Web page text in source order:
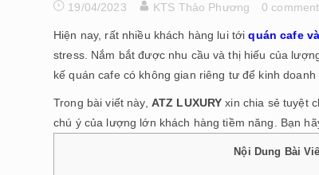
19/04/2023 KTS Thảo Phương 0
Hiện nay, rất nhiều khách hàng lui tớiquán cafe
stress. Nắm bắt được nhu cầu và thị hiếu của
kế quán cafe có không gian riêng tư để kinh doanh
Trong bài viết này, ATZ LUXURY xin chia sẻ tuyệt
chú ý của lượng lớn khách hàng tiềm năng. Bạn
Nội Dung Bài